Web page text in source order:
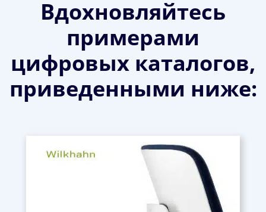
Вдохновляйтесь
примерами
цифровых каталогов,
приведенными ниже: